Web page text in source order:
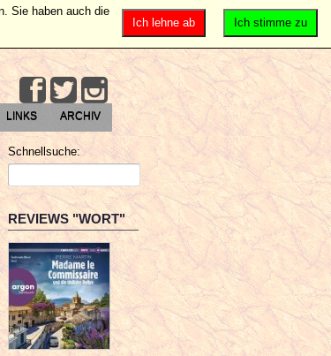
LINKS ARCHIV
Schnellsuche:
REVIEWS "WORT"
Ich stimme zu
Ich lehne ab
Sie haben auch die